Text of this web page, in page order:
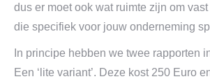
dus er moet ook wat ruimte zijn om
die specifiek voor jouw onderneming
In principe hebben we twee rapporten
Een ‘lite variant’. Deze kost 250 Euro